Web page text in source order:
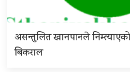
असन्तुलित खानपानले
बिकराल